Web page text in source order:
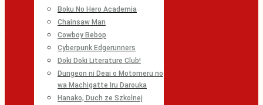
Boku No Hero Academia
Chainsaw Man
Cowboy Bebop
Cyberpunk Edgerunners
Doki Doki Literature Club!
Dungeon ni Deai o Motomeru no
wa Machigatte Iru Darouka
Hanako, Duch ze Szkolnej